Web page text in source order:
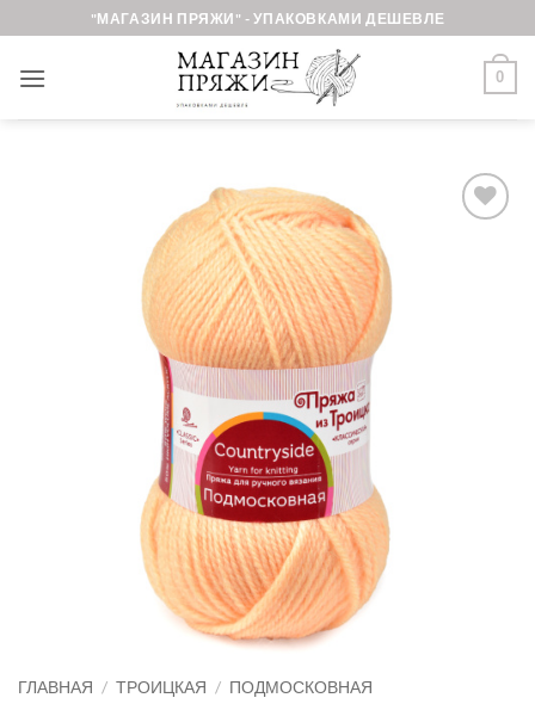
to
content
"МАГАЗИН ПРЯЖИ" - УПАКОВКАМИ ДЕШЕВЛЕ
0
ГЛАВНАЯ / ТРОИЦКАЯ / ПОДМОСКОВНАЯ